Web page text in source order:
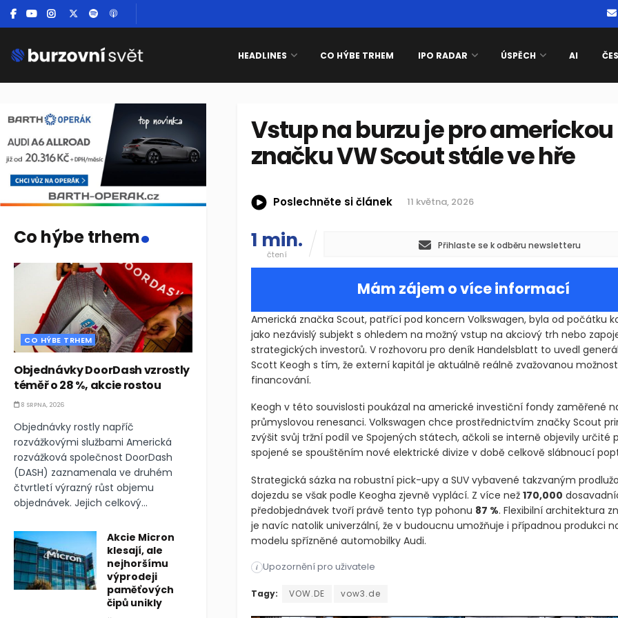
HEADLINES CO HÝBE TRHEM IPO RADAR ÚSPĚCH AI
Vstup na burzu je pro americkou
značku VW Scout stále ve hře
Poslechněte si článek 11 května, 2026
1 min.
čtení
Přihlaste se k odběru newsletteru
Mám zájem o více informací
Americká značka Scout, patřící pod koncern Volkswagen, byla od počátku
jako nezávislý subjekt s ohledem na možný vstup na akciový trh nebo
strategických investorů. V rozhovoru pro deník Handelsblatt to uvedl
Scott Keogh s tím, že externí kapitál je aktuálně reálně zvažovanou
financování.
Keogh v této souvislosti poukázal na americké investiční fondy zaměřené
průmyslovou renesanci. Volkswagen chce prostřednictvím značky Scout
zvýšit svůj tržní podíl ve Spojených státech, ačkoli se interně objevily určité
spojené se spouštěním nové elektrické divize v době celkově slábnoucí
Strategická sázka na robustní pick-upy a SUV vybavené takzvaným
dojezdu se však podle Keogha zjevně vyplácí. Z více než 170,000
předobjednávek tvoří právě tento typ pohonu 87 %. Flexibilní architektura
je navíc natolik univerzální, že v budoucnu umožňuje i případnou produkci
modelu spřízněné automobilky Audi.
Americká značka Scout, patřící pod koncern Volkswagen, byla od
i Upozornění pro uživatele
Americká značka Scout, patřící pod koncern Volkswagen, byla od
Tagy: VOW.DE vow3.de
Co hýbe trhem.
CO HÝBE TRHEM
Objednávky DoorDash vzrostly
téměř o 28 %, akcie rostou
8 SRPNA, 2026
Objednávky rostly napříč
rozvážkovými službami Americká
rozvážková společnost DoorDash
(DASH) zaznamenala ve druhém
čtvrtletí výrazný růst objemu
objednávek. Jejich celkový...
Akcie Micron
klesají, ale
nejhoršímu
výprodeji
paměťových
čipů unikly